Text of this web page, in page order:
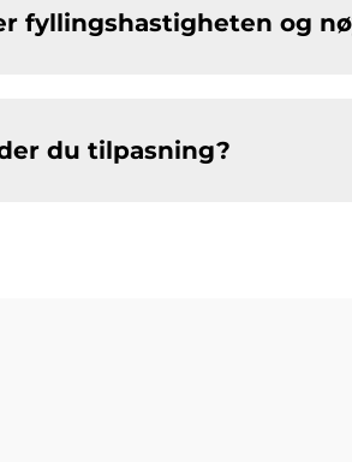
fyllingshastigheten og
du tilpasning?